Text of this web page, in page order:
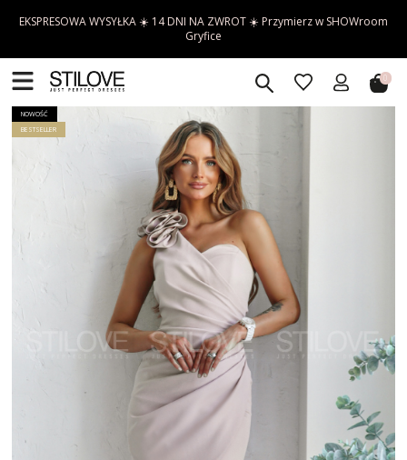
EKSPRESOWA WYSYŁKA ☀️ 14 DNI NA ZWROT ☀️ Przymierz w SHOWroom
Gryfice
0
NOWOŚĆ
BESTSELLER